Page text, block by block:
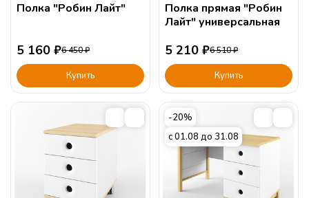
Полка "Робин Лайт"
5 160 ₽6 450₽
Купить
Полка прямая "Робин
Лайт" универсальная
5 210 ₽6 510₽
Купить
-20%
с 01.08 до 31.08